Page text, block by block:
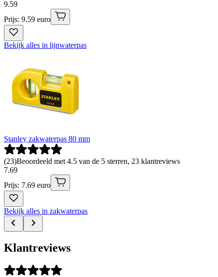
9.59
Prijs: 9.59 euro
Bekijk alles in lijnwaterpas
Stanley zakwaterpas 80 mm
(23)Beoordeeld met 4.5 van de 5 sterren, 23 klantreviews
7.69
Prijs: 7.69 euro
Bekijk alles in zakwaterpas
Klantreviews